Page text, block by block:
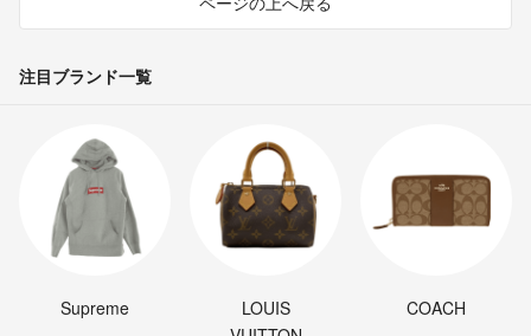
注目ブランド一覧
Supreme
LOUIS
COACH